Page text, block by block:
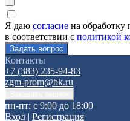
Я даю согласие на
в соответствии с политикой
Контакты
+7 (383) 235-94-83
zgm-prom@bk.ru
пн-пт: с 9:00 до 18:00
Вход | Регистрация